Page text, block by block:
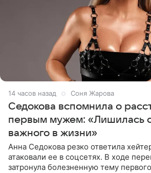
14 часов назад Соня Жарова
Седокова вспомнила о
первым мужем: «Лишилась
важного в жизни»
Анна Седокова резко ответила
атаковали ее в соцсетях. В ходе
затронула болезненную тему